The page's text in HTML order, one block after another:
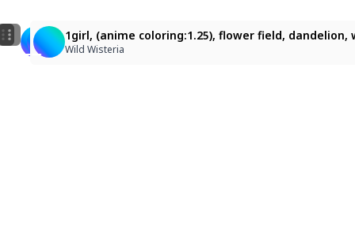
(anime coloring:1.25), 1girl, flower field, dandelion,
Wild Wisteria
1girl, (anime coloring:1.25), flower field,
Wild Wisteria
1girl, (anime coloring:1.25), flower field,
Wild Wisteria